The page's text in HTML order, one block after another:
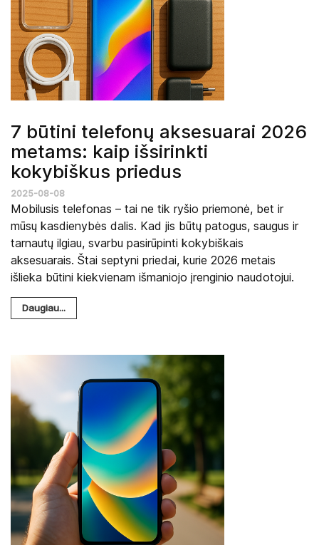
7 būtini telefonų aksesuarai 2026
metams: kaip išsirinkti
kokybiškus priedus
2025-08-08
Mobilusis telefonas – tai ne tik ryšio priemonė, bet ir
mūsų kasdienybės dalis. Kad jis būtų patogus, saugus ir
tarnautų ilgiau, svarbu pasirūpinti kokybiškais
aksesuarais. Štai septyni priedai, kurie 2026 metais
išlieka būtini kiekvienam išmaniojo įrenginio naudotojui.
Daugiau...